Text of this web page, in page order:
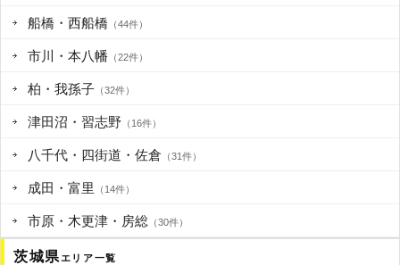
船橋・西船橋 （44件）
市川・本八幡 （22件）
柏・我孫子 （32件）
津田沼・習志野 （16件）
八千代・四街道・佐倉 （31件）
成田・富里 （14件）
市原・木更津・房総 （30件）
茨城県エリア一覧